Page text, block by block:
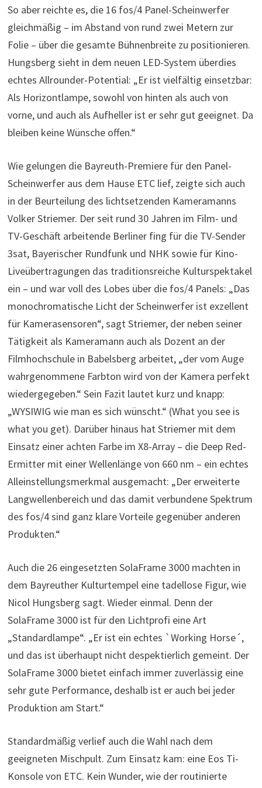
So aber reichte es, die 16 fos/4 Panel-Scheinwerfer
gleichmäßig – im Abstand von rund zwei Metern zur
Folie – über die gesamte Bühnenbreite zu positionieren.
Hungsberg sieht in dem neuen LED-System überdies
echtes Allrounder-Potential: „Er ist vielfältig einsetzbar:
Als Horizontlampe, sowohl von hinten als auch von
vorne, und auch als Aufheller ist er sehr gut geeignet. Da
bleiben keine Wünsche offen.“
Wie gelungen die Bayreuth-Premiere für den Panel-
Scheinwerfer aus dem Hause ETC lief, zeigte sich auch
in der Beurteilung des lichtsetzenden Kameramanns
Volker Striemer. Der seit rund 30 Jahren im Film- und
TV-Geschäft arbeitende Berliner fing für die TV-Sender
3sat, Bayerischer Rundfunk und NHK sowie für Kino-
Liveübertragungen das traditionsreiche Kulturspektakel
ein – und war voll des Lobes über die fos/4 Panels: „Das
monochromatische Licht der Scheinwerfer ist exzellent
für Kamerasensoren“, sagt Striemer, der neben seiner
Tätigkeit als Kameramann auch als Dozent an der
Filmhochschule in Babelsberg arbeitet, „der vom Auge
wahrgenommene Farbton wird von der Kamera perfekt
wiedergegeben.“ Sein Fazit lautet kurz und knapp:
„WYSIWIG wie man es sich wünscht.“ (What you see is
what you get). Darüber hinaus hat Striemer mit dem
Einsatz einer achten Farbe im X8-Array – die Deep Red-
Ermitter mit einer Wellenlänge von 660 nm – ein echtes
Alleinstellungsmerkmal ausgemacht: „Der erweiterte
Langwellenbereich und das damit verbundene Spektrum
des fos/4 sind ganz klare Vorteile gegenüber anderen
Produkten.“
Auch die 26 eingesetzten SolaFrame 3000 machten in
dem Bayreuther Kulturtempel eine tadellose Figur, wie
Nicol Hungsberg sagt. Wieder einmal. Denn der
SolaFrame 3000 ist für den Lichtprofi eine Art
„Standardlampe“. „Er ist ein echtes `Working Horse´,
und das ist überhaupt nicht despektierlich gemeint. Der
SolaFrame 3000 bietet einfach immer zuverlässig eine
sehr gute Performance, deshalb ist er auch bei jeder
Produktion am Start.“
Standardmäßig verlief auch die Wahl nach dem
geeigneten Mischpult. Zum Einsatz kam: eine Eos Ti-
Konsole von ETC. Kein Wunder, wie der routinierte